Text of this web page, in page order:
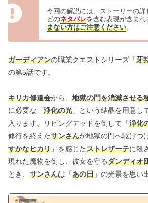
今回の解説には、ストーリーの
どのネタバレを含む表現が含まれ
まない方はご注意ください。
ガーディアンの職業クエストシリーズ「牙
の第5話です。
キリカ修道会から、 地獄の門を消滅させる
に必要な「浄化の光 」という結晶を用意し
入ります。リビングデッドを倒して「浄化
修行を終えたサンさんが地獄の門へ駆けつ
すかなヒカリ 」を感じたストレザーテに殺
現れた魔物を倒し、彼女を守るダンディオ
とき、 サンさんは「あの日 」の光景を思